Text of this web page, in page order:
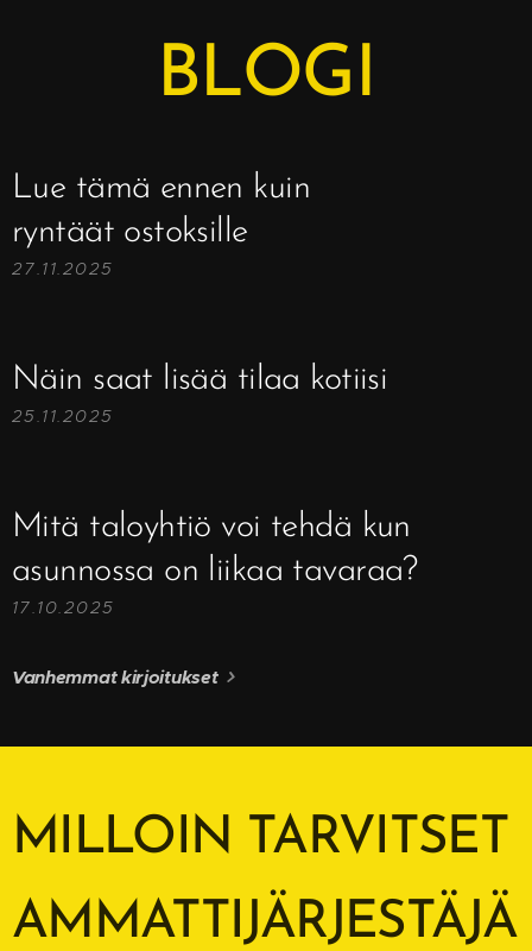
BLOGI
Lue tämä ennen kuin
ryntäät ostoksille
27.11.2025
Näin saat lisää tilaa kotiisi
25.11.2025
Mitä taloyhtiö voi tehdä kun
asunnossa on liikaa tavaraa?
17.10.2025
Vanhemmat kirjoitukset
MILLOIN TARVITSET
AMMATTIJÄRJESTÄJÄ